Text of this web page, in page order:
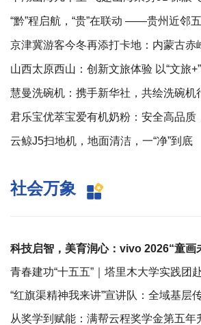
“黔”程启航，“贵”在联动 ——贵州近邻
宣传分享会圆满举办
京津冀游客今冬再添打卡地：内蒙古赤
地游客赏冰踏雪
山西太原西山：创新文旅体验 以“文旅
山品牌
慧曼洗碗机：携手新华社，共绘洗碗机
君乐宝优萃宝爱有机奶粉：安全高品质
云鲸J5扫地机，地面清洁，一“净”到底
社会万象
科技启智，美育润心：vivo 2026“童画
童趣自由生长
青春建功“十五五”｜塔里木大学实践团
育基地开展红色研学
“红旗渠精神我来讲”宣讲队：全域基层
初心
从奖学到赋能：满帮云程奖学金第五年